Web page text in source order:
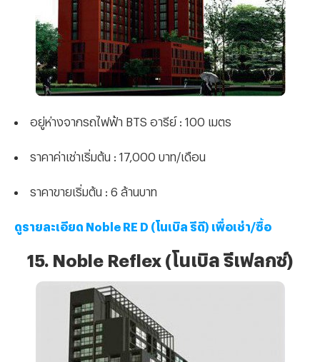
อยู่ห่างจากรถไฟฟ้า BTS อารีย์ : 100 เมตร
ราคาค่าเช่าเริ่มต้น : 17,000 บาท/เดือน
ราคาขายเริ่มต้น : 6 ล้านบาท
ดูรายละเอียด Noble RE D (โนเบิล รีดี) เพื่อเช่า/ซื้อ
15. Noble Reflex (โนเบิล รีเฟลกซ์)